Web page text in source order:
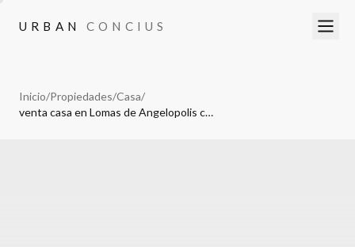
URBAN CONCIUS
URBAN CONCIUS
Inicio/Propiedades/Casa/
venta casa en Lomas de Angelopolis cuatro recamaras